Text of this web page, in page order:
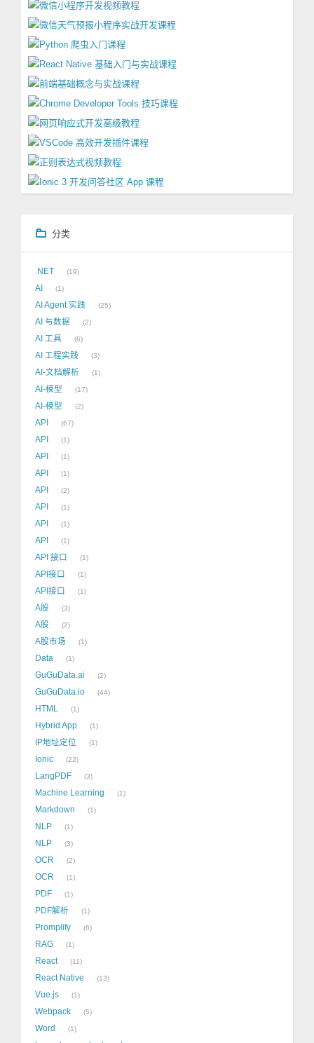
分类
.NET 19
AI 1
AI Agent 实践 25
AI 与数据 2
AI 工具 6
AI 工程实践 3
AI-文档解析 1
AI-模型 17
AI-模型 2
API 67
API 1
API 1
API 1
API 2
API 1
API 1
API 1
API 接口 1
API接口 1
API接口 1
A股 3
A股 2
A股市场 1
Data 1
GuGuData.ai 2
GuGuData.io 44
HTML 1
Hybrid App 1
IP地址定位 1
Ionic 22
LangPDF 3
Machine Learning 1
Markdown 1
NLP 1
NLP 3
OCR 2
OCR 1
PDF 1
PDF解析 1
Promplify 6
RAG 1
React 11
React Native 13
Vue.js 1
Webpack 5
Word 1